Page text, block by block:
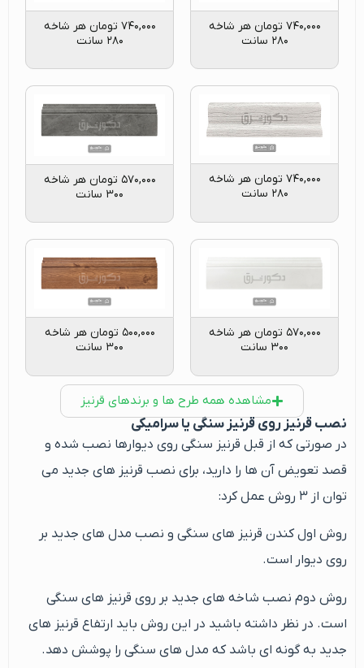
۷۴۰,۰۰۰ تومان هر شاخه
۲۸۰ سانت
۷۴۰,۰۰۰ تومان هر شاخه
۲۸۰ سانت
۷۴۰,۰۰۰ تومان هر شاخه
۲۸۰ سانت
۵۷۰,۰۰۰ تومان هر شاخه
۳۰۰ سانت
۵۷۰,۰۰۰ تومان هر شاخه
۳۰۰ سانت
۵۰۰,۰۰۰ تومان هر شاخه
۳۰۰ سانت
مشاهده همه طرح ها و برندهای قرنیز
نصب قرنیز روی قرنیز سنگی یا سرامیکی
در صورتی که از قبل قرنیز سنگی روی دیوارها نصب شده و
قصد تعویض آن ها را دارید، برای نصب قرنیز های جدید می
توان از ۳ روش عمل کرد:
روش اول کندن قرنیز های سنگی و نصب مدل های جدید بر
روی دیوار است.
روش دوم نصب شاخه های جدید بر روی قرنیز های سنگی
است. در نظر داشته باشید در این روش باید ارتفاع قرنیز های
جدید به گونه ای باشد که مدل های سنگی را پوشش دهد.